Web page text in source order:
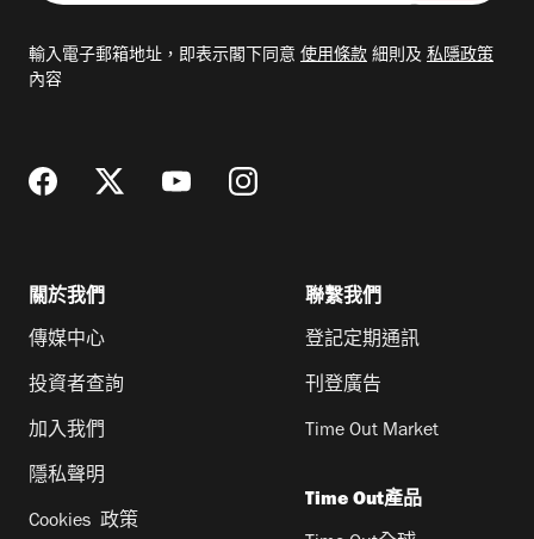
郵
輸入電子郵箱地址，即表示閣下同意 使用條款 細則及 私隱政策
內容
關於我們
傳媒中心
投資者查詢
加入我們
隱私聲明
Cookies 政策
聯繫我們
登記定期通訊
刊登廣告
Time Out Market
Time Out產品